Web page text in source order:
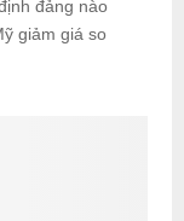
đảng nào
giảm giá so